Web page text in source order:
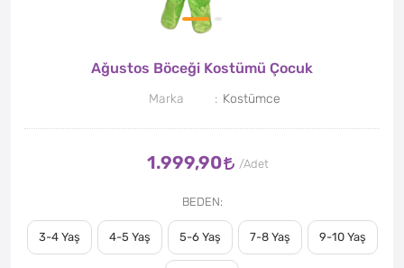
Ağustos Böceği Kostümü Çocuk
Marka Kostümce
1.999,90
BEDEN
3-4 Yaş 4-5 Yaş 5-6 Yaş 7-8 Yaş 9-10 Yaş